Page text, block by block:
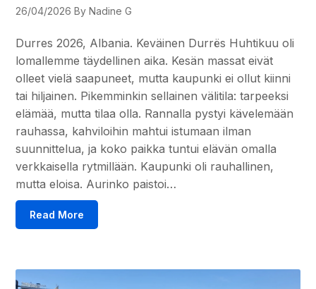
26/04/2026 By Nadine G
Durres 2026, Albania. Keväinen Durrës Huhtikuu oli
lomallemme täydellinen aika. Kesän massat eivät
olleet vielä saapuneet, mutta kaupunki ei ollut kiinni
tai hiljainen. Pikemminkin sellainen välitila: tarpeeksi
elämää, mutta tilaa olla. Rannalla pystyi kävelemään
rauhassa, kahviloihin mahtui istumaan ilman
suunnittelua, ja koko paikka tuntui elävän omalla
verkkaisella rytmillään. Kaupunki oli rauhallinen,
mutta eloisa. Aurinko paistoi…
Read More